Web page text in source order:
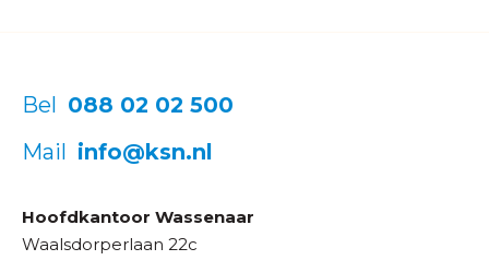
Bel 088 02 02 500
Mail info@ksn.nl
Hoofdkantoor Wassenaar
Waalsdorperlaan 22c